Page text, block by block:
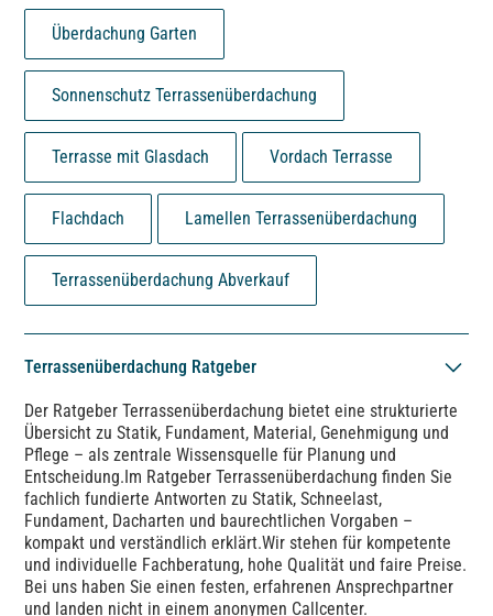
Überdachung Garten
Sonnenschutz Terrassenüberdachung
Terrasse mit Glasdach Vordach Terrasse
Flachdach Lamellen Terrassenüberdachung
Terrassenüberdachung Abverkauf
Terrassenüberdachung Ratgeber
Der Ratgeber Terrassenüberdachung bietet eine strukturierte
Übersicht zu Statik, Fundament, Material, Genehmigung und
Pflege – als zentrale Wissensquelle für Planung und
Entscheidung.Im Ratgeber Terrassenüberdachung finden Sie
fachlich fundierte Antworten zu Statik, Schneelast,
Fundament, Dacharten und baurechtlichen Vorgaben –
kompakt und verständlich erklärt.Wir stehen für kompetente
und individuelle Fachberatung, hohe Qualität und faire Preise.
Bei uns haben Sie einen festen, erfahrenen Ansprechpartner
und landen nicht in einem anonymen Callcenter.